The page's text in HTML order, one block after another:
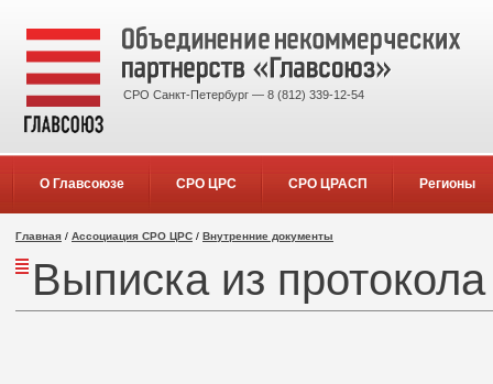
СРО Санкт-Петербург — 8 (812) 339-12-54
О Главсоюзе СРО ЦРС СРО ЦРАСП Регионы
Главная / Ассоциация СРО ЦРС / Внутренние документы
Выписка из протокола